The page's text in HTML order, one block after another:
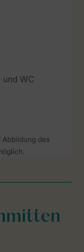
und WC
des